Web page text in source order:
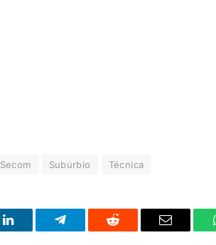
Secom Subúrbio Técnica
LinkedIn TelegramaReddit
E-